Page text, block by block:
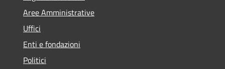
Aree Amministrative
Uffici
Enti e fondazioni
Politici